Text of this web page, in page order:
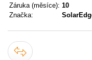
Záruka (měsíce): 10
Značka: